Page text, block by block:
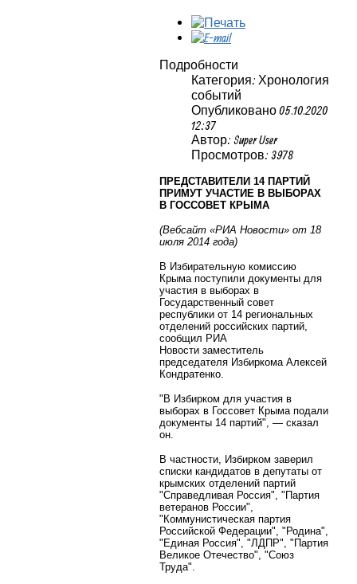
Подробности
Категория: Хронология
событий
Опубликовано 05.10.2020
12:37
Автор: Super User
Просмотров: 3978
ПРЕДСТАВИТЕЛИ 14 ПАРТИЙ
ПРИМУТ УЧАСТИЕ В ВЫБОРАХ
В ГОССОВЕТ КРЫМА
(Вебсайт «РИА Новости» от 18
июля 2014 года)
В Избирательную комиссию
Крыма поступили документы для
участия в выборах в
Государственный совет
республики от 14 региональных
отделений российских партий,
сообщил РИА
Новости заместитель
председателя Избиркома Алексей
Кондратенко.
"В Избирком для участия в
выборах в Госсовет Крыма подали
документы 14 партий", — сказал
он.
В частности, Избирком заверил
списки кандидатов в депутаты от
крымских отделений партий
"Справедливая Россия", "Партия
ветеранов России",
"Коммунистическая партия
Российской Федерации", "Родина",
"Единая Россия", "ЛДПР", "Партия
Великое Отечество", "Союз
Труда".